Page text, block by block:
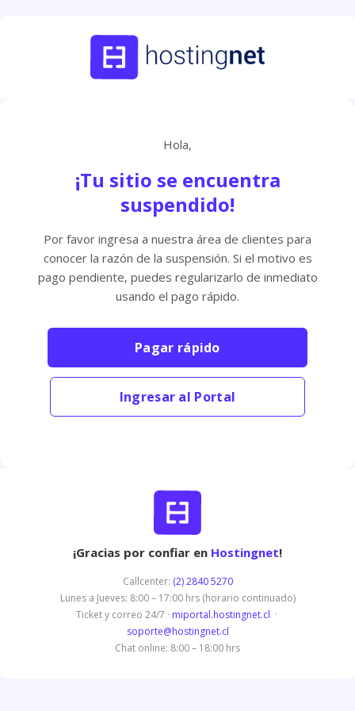
Hola,
¡Tu sitio se encuentra
suspendido!
Por favor ingresa a nuestra área de clientes para
conocer la razón de la suspensión. Si el motivo es
pago pendiente, puedes regularizarlo de inmediato
usando el pago rápido.
Pagar rápido
Ingresar al Portal
¡Gracias por confiar en Hostingnet!
Callcenter: (2) 2840 5270
Lunes a Jueves: 8:00 – 17:00 hrs (horario continuado)
Ticket y correo 24/7 · miportal.hostingnet.cl ·
soporte@hostingnet.cl
Chat online: 8:00 – 18:00 hrs